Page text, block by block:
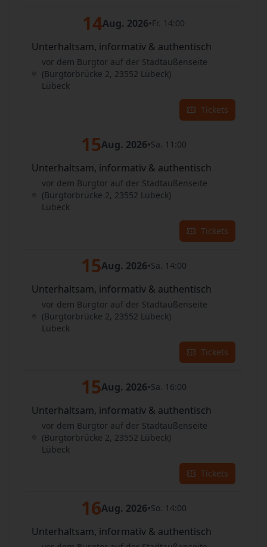
14Aug. 2026•Fr. 14:00
Unterhaltsam, informativ & authentisch
vor dem Burgtor auf der Stadtaußenseite
(Burgtorbrücke 2, 23552 Lübeck)
Lübeck
Tickets
15Aug. 2026•Sa. 11:00
Unterhaltsam, informativ & authentisch
vor dem Burgtor auf der Stadtaußenseite
(Burgtorbrücke 2, 23552 Lübeck)
Lübeck
Tickets
15Aug. 2026•Sa. 14:00
Unterhaltsam, informativ & authentisch
vor dem Burgtor auf der Stadtaußenseite
(Burgtorbrücke 2, 23552 Lübeck)
Lübeck
Tickets
15Aug. 2026•Sa. 16:00
Unterhaltsam, informativ & authentisch
vor dem Burgtor auf der Stadtaußenseite
(Burgtorbrücke 2, 23552 Lübeck)
Lübeck
Tickets
16Aug. 2026•So. 14:00
Unterhaltsam, informativ & authentisch